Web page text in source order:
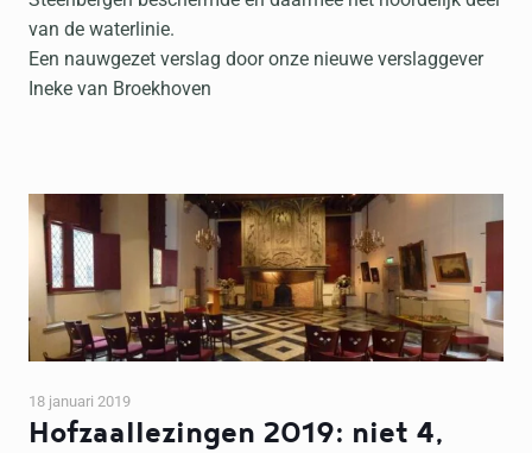
van de waterlinie.
Een nauwgezet verslag door onze nieuwe verslaggever
Ineke van Broekhoven
Hofzaallezingen 2019: niet 4,
18 januari 2019